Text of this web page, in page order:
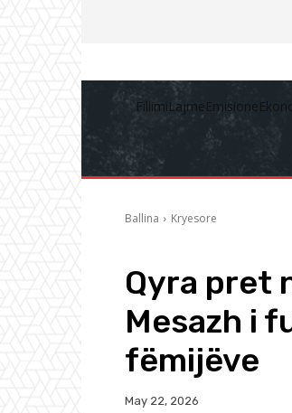
FillimiLajmeEmisione
Ballina Kryesore
Qyra pret
Mesazh i
fëmijëve
May 22, 2026